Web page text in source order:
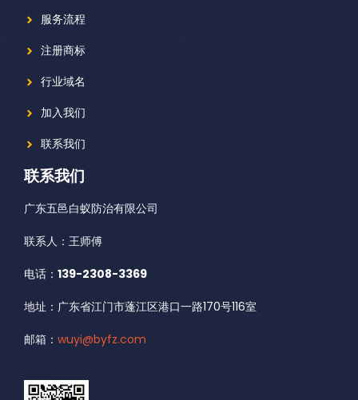
服务流程
注册商标
行业域名
加入我们
联系我们
联系我们
广东五邑白蚁防治有限公司
联系人：王师傅
电话： 139-2308-3369
地址：广东省江门市蓬江区港口一路170号116室
邮箱： wuyi@byfz.com